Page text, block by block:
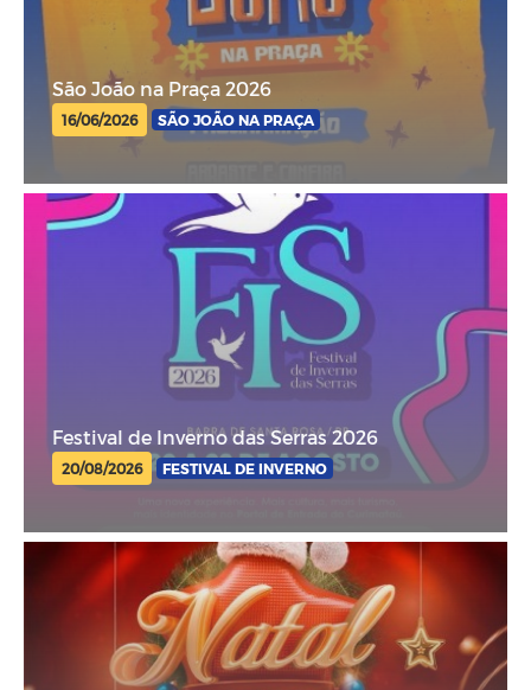
São João na Praça 2026
16/06/2026 SÃO JOÃO NA PRAÇA
Festival de Inverno das Serras 2026
20/08/2026 FESTIVAL DE INVERNO